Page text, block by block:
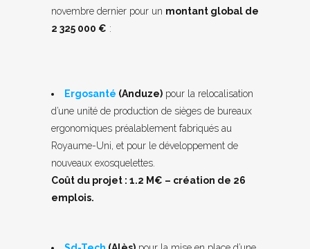
novembre dernier pour un montant global de
2 325 000 € :
Ergosanté (Anduze) pour la relocalisation
d’une unité de production de sièges de bureaux
ergonomiques préalablement fabriqués au
Royaume-Uni, et pour le développement de
nouveaux exosquelettes.
Coût du projet : 1.2 M€ – création de 26
emplois.